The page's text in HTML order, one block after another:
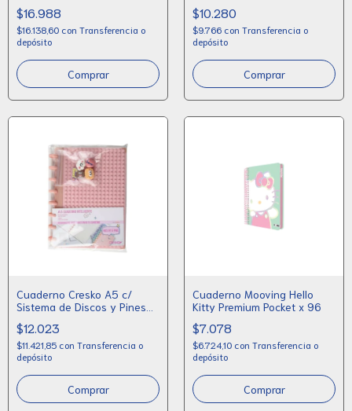
$16.988
$16.138,60 con Transferencia o
depósito
$10.280
$9.766 con Transferencia o
depósito
Comprar
Cuaderno Cresko A5 c/
Sistema de Discos y Pines
$12.023
$11.421,85 con Transferencia o
depósito
Comprar
Cuaderno Mooving Hello
Kitty Premium Pocket x 96
$7.078
$6.724,10 con Transferencia o
depósito